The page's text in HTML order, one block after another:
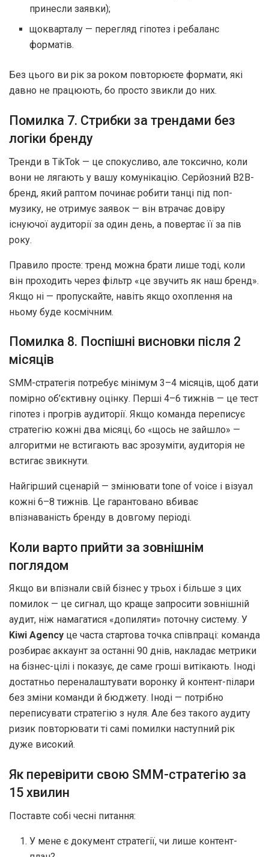
принесли заявки);
щокварталу — перегляд гіпотез і ребаланс
форматів.
Без цього ви рік за роком повторюєте формати, які
давно не працюють, бо просто звикли до них.
Помилка 7. Стрибки за трендами без
логіки бренду
Тренди в TikTok — це спокусливо, але токсично, коли
вони не лягають у вашу комунікацію. Серйозний B2B-
бренд, який раптом починає робити танці під поп-
музику, не отримує заявок — він втрачає довіру
існуючої аудиторії за один день, а повертає її за пів
року.
Правило просте: тренд можна брати лише тоді, коли
він проходить через фільтр «це звучить як наш бренд».
Якщо ні — пропускайте, навіть якщо охоплення на
ньому буде космічним.
Помилка 8. Поспішні висновки після 2
місяців
SMM-стратегія потребує мінімум 3–4 місяців, щоб дати
помірно об’єктивну оцінку. Перші 4–6 тижнів — це тест
гіпотез і прогрів аудиторії. Якщо команда переписує
стратегію кожні два місяці, бо «щось не зайшло» —
алгоритми не встигають вас зрозуміти, аудиторія не
встигає звикнути.
Найгірший сценарій — змінювати tone of voice і візуал
кожні 6–8 тижнів. Це гарантовано вбиває
впізнаваність бренду в довгому періоді.
Коли варто прийти за зовнішнім
поглядом
Якщо ви впізнали свій бізнес у трьох і більше з цих
помилок — це сигнал, що краще запросити зовнішній
аудит, ніж намагатися «допиляти» поточну систему. У
Kiwi Agency це часта стартова точка співпраці: команда
розбирає аккаунт за останні 90 днів, накладає метрики
на бізнес-цілі і показує, де саме гроші витікають. Іноді
достатньо переналаштувати воронку й контент-пілари
без зміни команди й бюджету. Іноді — потрібно
переписувати стратегію з нуля. Але без такого аудиту
ризик повторювати ті самі помилки наступний рік
дуже високий.
Як перевірити свою SMM-стратегію за
15 хвилин
Поставте собі чесні питання:
У мене є документ стратегії, чи лише контент-